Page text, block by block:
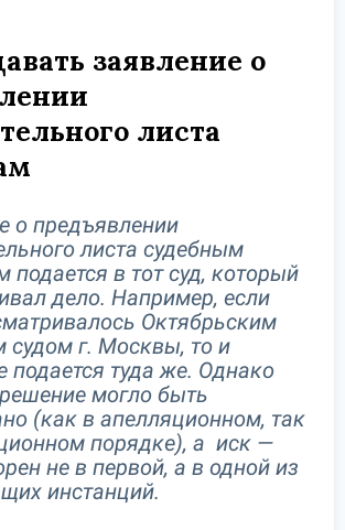
заявление о
листа
о предъявлении
листа судебным
подается в тот суд, который
дело. Например, если
Октябрьским
судом г. Москвы, то и
подается туда же. Однако
могло быть
(как в апелляционном, так
порядке), а иск —
не в первой, а в одной из
инстанций.